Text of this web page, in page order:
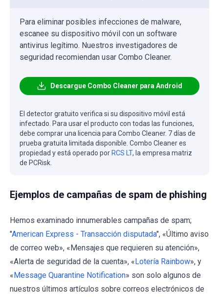
Para eliminar posibles infecciones de malware,
escanee su dispositivo móvil con un software
antivirus legítimo. Nuestros investigadores de
seguridad recomiendan usar Combo Cleaner.
Descargue Combo Cleaner para Android
El detector gratuito verifica si su dispositivo móvil está
infectado. Para usar el producto con todas las funciones,
debe comprar una licencia para Combo Cleaner. 7 días de
prueba gratuita limitada disponible. Combo Cleaner es
propiedad y está operado por RCS LT, la empresa matriz
de PCRisk.
Ejemplos de campañas de spam de phishing
Hemos examinado innumerables campañas de spam;
"American Express - Transacción disputada", «Último aviso
de correo web», «Mensajes que requieren su atención»,
«Alerta de seguridad de la cuenta», «Lotería Rainbow», y
«Message Quarantine Notification» son solo algunos de
nuestros últimos artículos sobre correos electrónicos de